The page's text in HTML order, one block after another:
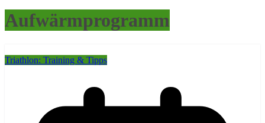
Aufwärmprogramm
Triathlon: Training & Tipps